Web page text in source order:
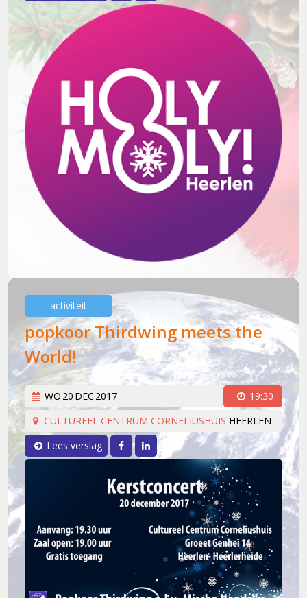
activiteit
popkoor Thirdwing meets the
World!
WO 20 DEC 2017
19:30
CULTUREEL CENTRUM CORNELIUSHUIS HEERLEN
Lees verslag
FacebookLinkedIn